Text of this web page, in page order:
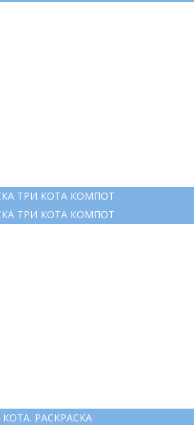
ТРИ КОТА КОМПОТ
ТРИ КОТА КОМПОТ
РАСКРАСКА